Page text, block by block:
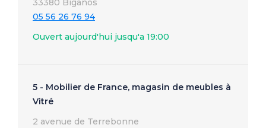
33380 Biganos
05 56 26 76 94
Ouvert aujourd'hui jusqu'a 19:00
5 - Mobilier de France, magasin de meubles à
Vitré
2 avenue de Terrebonne